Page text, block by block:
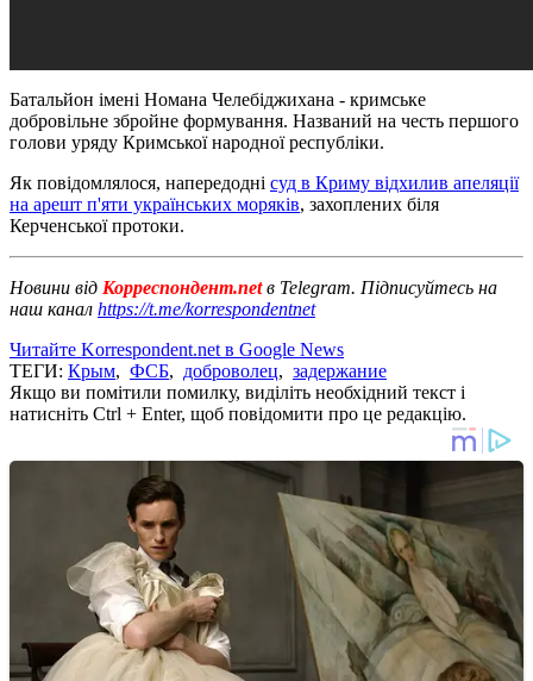
Батальйон імені Номана Челебіджихана - кримське
добровільне збройне формування. Названий на честь першого
голови уряду Кримської народної республіки.
Як повідомлялося, напередодні суд в Криму відхилив апеляції
на арешт п'яти українських моряків, захоплених біля
Керченської протоки.
Новини від Корреспондент.netв Telegram. Підписуйтесь на
наш канал https://t.me/korrespondentnet
Читайте Korrespondent.net в Google News
ТЕГИ: Крым, ФСБ, доброволец, задержание
Якщо ви помітили помилку, виділіть необхідний текст і
натисніть Ctrl + Enter, щоб повідомити про це редакцію.